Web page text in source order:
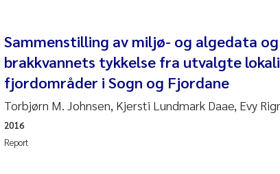
2016
2014
Ole-Kristian Hess-Erga
Caroline Mengeot
Sammenstilling av miljø- og algedata
brakkvannets tykkelse fra utvalgte
fjordområder i Sogn og Fjordane
Torbjørn M. Johnsen, Kjersti Lundmark Daae, Evy
Report
2016